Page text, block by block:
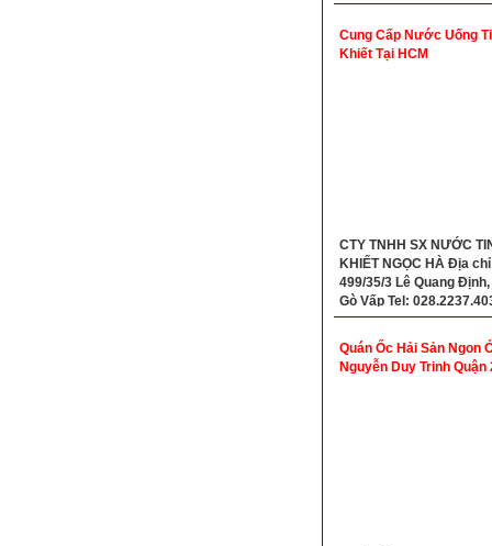
Cung Cấp Nước Uống
Khiết Tại HCM
CTY TNHH SX NƯỚC
KHIẾT NGỌC HÀ Địa
499/35/3 Lê Quang Định,
Gò Vấp Tel:
0937.087.159
Quán Ốc Hải Sản Ngon
Nguyễn Duy Trinh Quận